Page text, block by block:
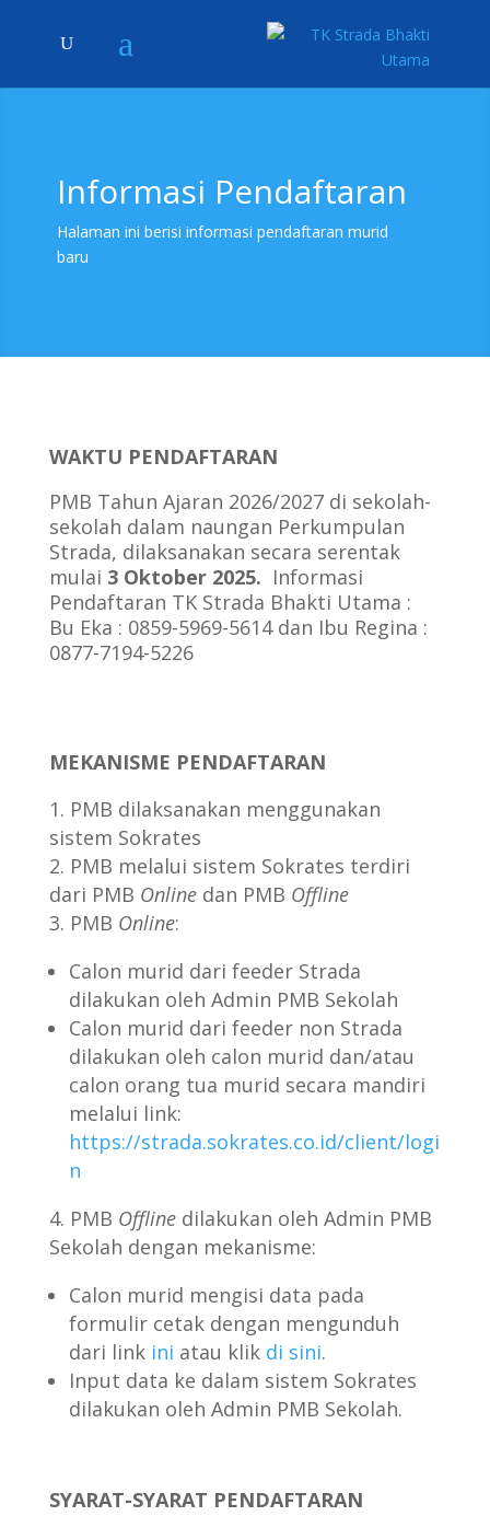
Informasi Pendaftaran
Halaman ini berisi informasi pendaftaran murid
baru
WAKTU PENDAFTARAN
PMB Tahun Ajaran 2026/2027 di sekolah-
sekolah dalam naungan Perkumpulan
Strada, dilaksanakan secara serentak
mulai 3 Oktober 2025. Informasi
Pendaftaran TK Strada Bhakti Utama :
Bu Eka : 0859-5969-5614 dan Ibu Regina :
0877-7194-5226
MEKANISME PENDAFTARAN
PMB dilaksanakan menggunakan
sistem Sokrates
PMB melalui sistem Sokrates terdiri
dari PMB Onlinedan PMB Offline
PMB Online:
Calon murid dari feeder Strada
dilakukan oleh Admin PMB Sekolah
Calon murid dari feeder non Strada
dilakukan oleh calon murid dan/atau
calon orang tua murid secara mandiri
melalui link:
https://strada.sokrates.co.id/client/logi
n
PMB Offlinedilakukan oleh Admin PMB
Sekolah dengan mekanisme:
Calon murid mengisi data pada
formulir cetak dengan mengunduh
dari link ini atau klik di sini.
Input data ke dalam sistem Sokrates
dilakukan oleh Admin PMB Sekolah.
SYARAT-SYARAT PENDAFTARAN